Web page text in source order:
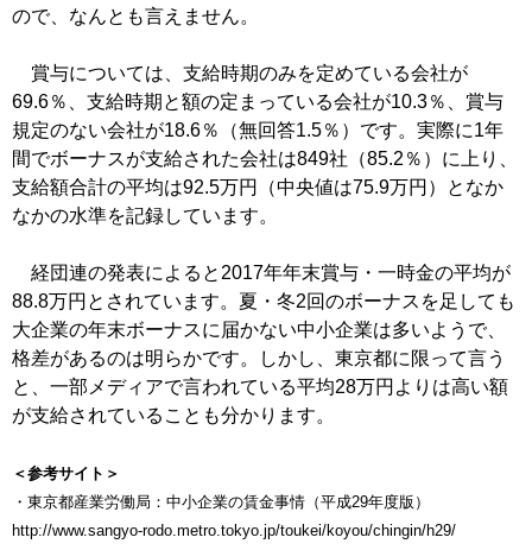
ので、なんとも言えません。
賞与については、支給時期のみを定めている会社が
69.6％、支給時期と額の定まっている会社が10.3％、賞与
規定のない会社が18.6％（無回答1.5％）です。実際に1年
間でボーナスが支給された会社は849社（85.2％）に上り、
支給額合計の平均は92.5万円（中央値は75.9万円）となか
なかの水準を記録しています。
経団連の発表によると2017年年末賞与・一時金の平均が
88.8万円とされています。夏・冬2回のボーナスを足しても
大企業の年末ボーナスに届かない中小企業は多いようで、
格差があるのは明らかです。しかし、東京都に限って言う
と、一部メディアで言われている平均28万円よりは高い額
が支給されていることも分かります。
＜参考サイト＞
・東京都産業労働局：中小企業の賃金事情（平成29年度版）
http://www.sangyo-rodo.metro.tokyo.jp/toukei/koyou/chingin/h29/